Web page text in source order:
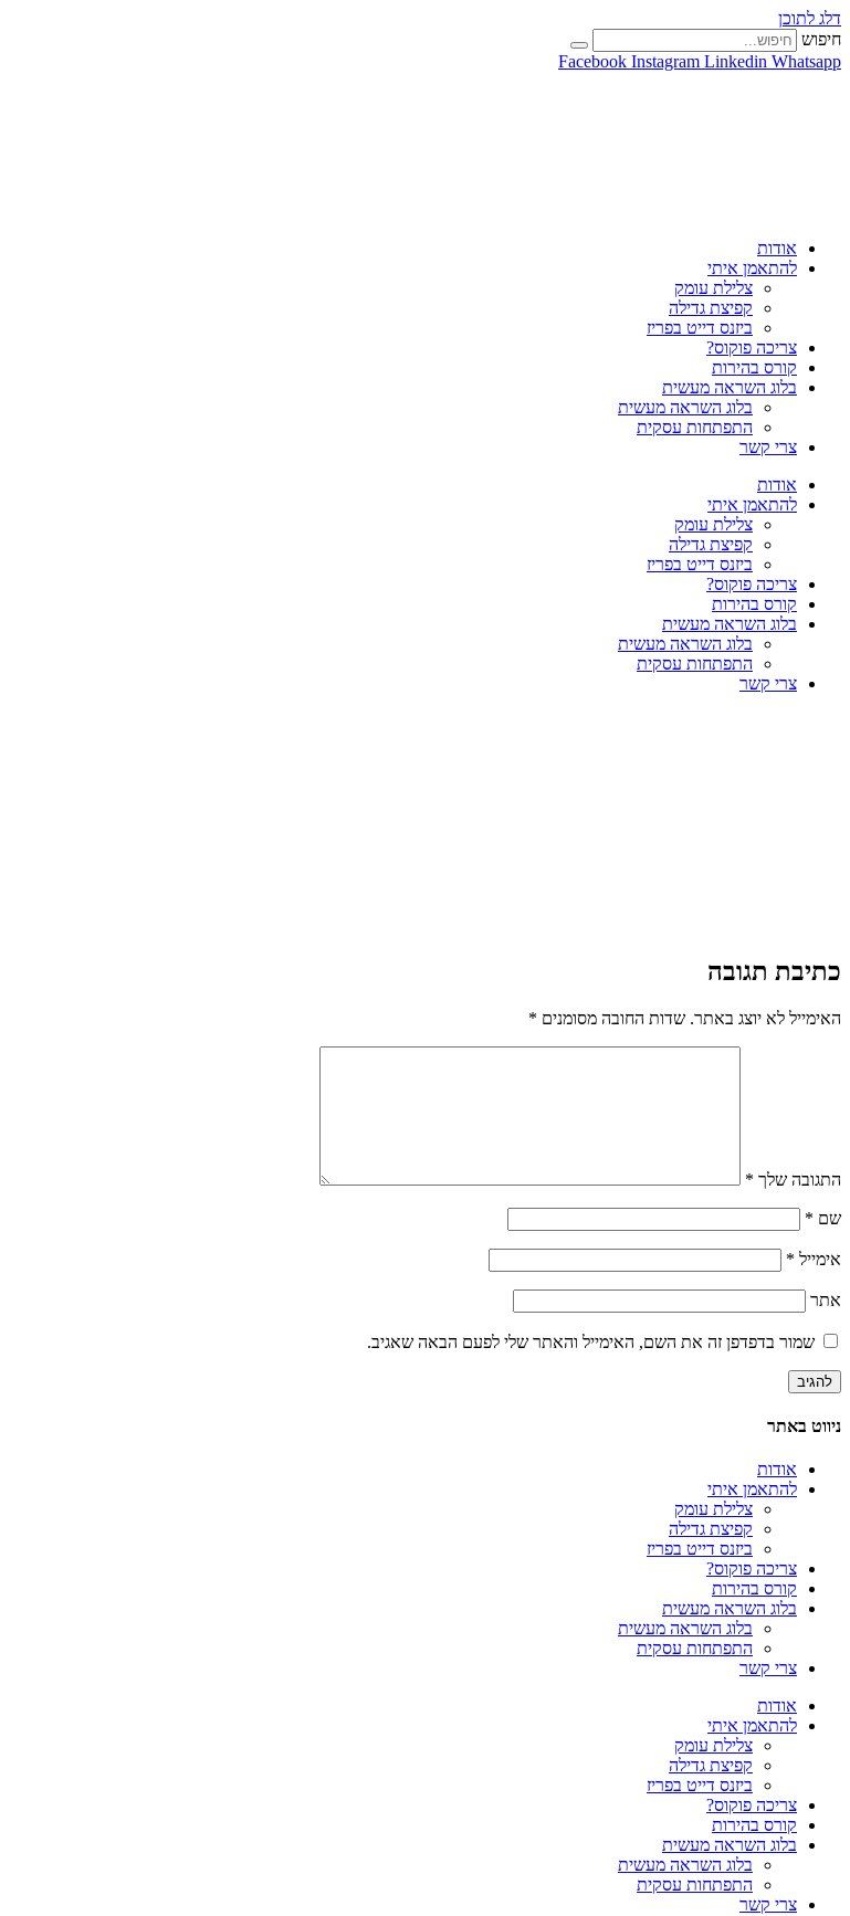
דלג לתוכן
חיפוש
Facebook Instagram Linkedin Whatsapp
אודות
להתאמן איתי
צלילת עומק
קפיצת גדילה
ביזנס דייט בפריז
צריכה פוקוס?
קורס בהירות
בלוג השראה מעשית
בלוג השראה מעשית
התפתחות עסקית
צרי קשר
אודות
להתאמן איתי
צלילת עומק
קפיצת גדילה
ביזנס דייט בפריז
צריכה פוקוס?
קורס בהירות
בלוג השראה מעשית
בלוג השראה מעשית
התפתחות עסקית
צרי קשר
כתיבת תגובה
האימייל לא יוצג באתר. שדות החובה מסומנים *
התגובה שלך *
שם *
אימייל *
אתר
שמור בדפדפן זה את השם, האימייל והאתר שלי לפעם הבאה שאגיב.
ניווט באתר
אודות
להתאמן איתי
צלילת עומק
קפיצת גדילה
ביזנס דייט בפריז
צריכה פוקוס?
קורס בהירות
בלוג השראה מעשית
בלוג השראה מעשית
התפתחות עסקית
צרי קשר
אודות
להתאמן איתי
צלילת עומק
קפיצת גדילה
ביזנס דייט בפריז
צריכה פוקוס?
קורס בהירות
בלוג השראה מעשית
בלוג השראה מעשית
התפתחות עסקית
צרי קשר